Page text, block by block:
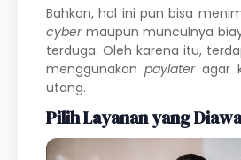
Bahkan, hal ini pun bisa
cybermaupun munculnya
terduga. Oleh karena itu,
menggunakan paylateragar
utang.
Pilih Layanan yang